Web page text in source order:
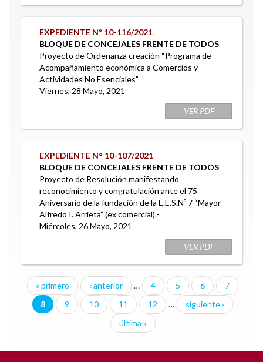
EXPEDIENTE Nº 10-116/2021
BLOQUE DE CONCEJALES FRENTE DE TODOS
Proyecto de Ordenanza creación “Programa de
Acompañamiento económica a Comercios y
Actividades No Esenciales”
Viernes, 28 Mayo, 2021
VER PDF
EXPEDIENTE N° 10-107/2021
BLOQUE DE CONCEJALES FRENTE DE TODOS
Proyecto de Resolución manifestando
reconocimiento y congratulación ante el 75
Aniversario de la fundación de la E.E.S.Nº 7 “Mayor
Alfredo I. Arrieta” (ex comercial).-
Miércoles, 26 Mayo, 2021
VER PDF
Páginas
« primero ‹ anterior … 4 5 6
7
8
9 10 11 12 …
siguiente ›
última »